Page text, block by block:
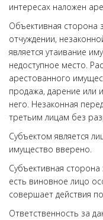
интересах наложен
Объективная сторона
отчуждении,
является утаивание
недоступное место.
арестованного
продажа, дарение или
него. Незаконная
третьим лицам без
Субъектом является
имущество вверено.
Субъективная
есть виновное лицо
совершает действия
Ответственность за